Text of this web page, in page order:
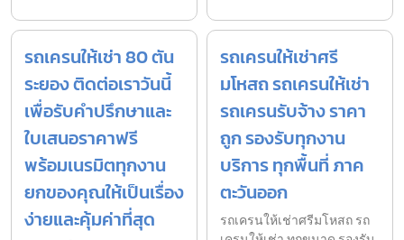
รถเครนให้เช่า 80 ตัน
ระยอง ติดต่อเราวันนี้
เพื่อรับคำปรึกษาและ
ใบเสนอราคาฟรี
พร้อมเนรมิตทุกงาน
ยกของคุณให้เป็นเรื่อง
ง่ายและคุ้มค่าที่สุด
รถเครนให้เช่าศรี
มโหสถ รถเครนให้เช่า
รถเครนรับจ้าง ราคา
ถูก รองรับทุกงาน
บริการ ทุกพื้นที่ ภาค
ตะวันออก
รถเครนให้เช่าศรีมโหสถ รถ